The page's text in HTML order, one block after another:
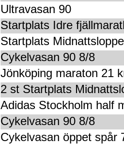
Ultravasan 90
Startplats Idre
Startplats
Cykelvasan 90 8/8
Jönköping maraton 21
2 st Startplats
Adidas Stockholm half
Cykelvasan 90 8/8
Cykelvasan öppet spår